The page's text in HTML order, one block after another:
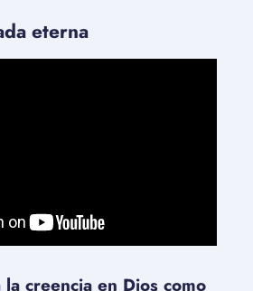
eterna
creencia en Dios como